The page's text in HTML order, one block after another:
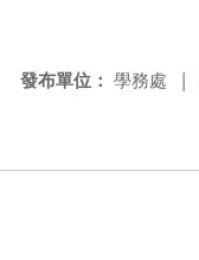
發布單位： 學務處 |